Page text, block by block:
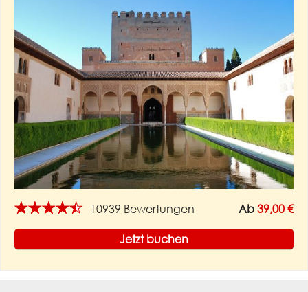
★★★★★ 10939 Bewertungen Ab 39,00 €
Jetzt buchen